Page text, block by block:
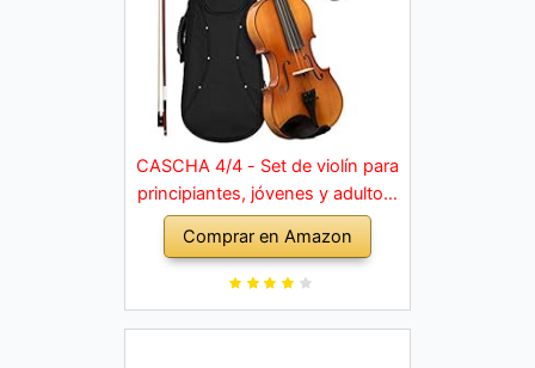
CASCHA 4/4 - Set de violín para
principiantes, jóvenes y adultos,
violín macizo con arco, colofonia,
cuerdas de repuesto, soporte
para hombro, maletín, abeto
Comprar en Amazon